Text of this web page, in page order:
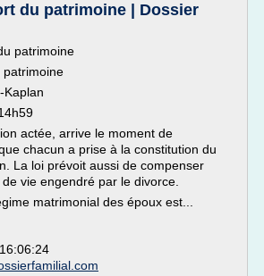
du patrimoine | Dossier
patrimoine
patrimoine
Kaplan
actée, arrive le moment de
chacun a prise à la constitution du
La loi prévoit aussi de compenser
vie engendré par le divorce.
matrimonial des époux est...